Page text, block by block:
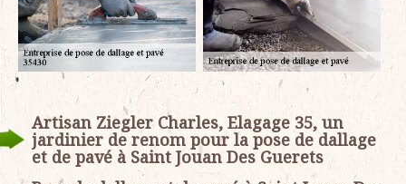
Artisan Ziegler Charles, Elagage 35, un
jardinier de renom pour la pose de dallage
et de pavé à Saint Jouan Des Guerets